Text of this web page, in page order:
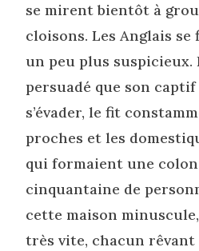
se mirent bientôt à
cloisons. Les Anglais
un peu plus suspicieux.
persuadé que son
s’évader, le fit
proches et les
qui formaient une
cinquantaine de
cette maison
très vite, chacun rêvant